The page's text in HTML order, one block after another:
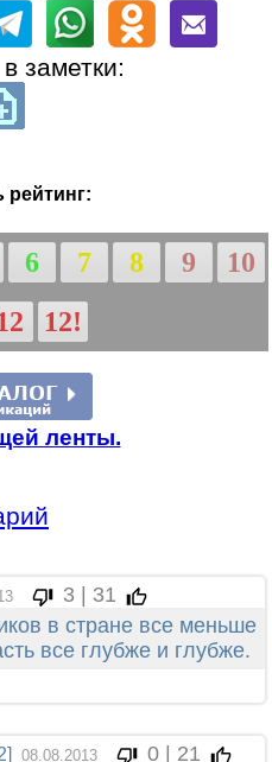
заметки:
рейтинг:
6 7 8 9
10
12!
ленты.
3 | 31
в стране все меньше
все глубже и глубже.
08.08.2013 0 | 21